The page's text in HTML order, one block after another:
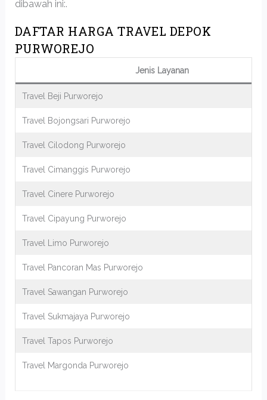
dibawah ini:.
DAFTAR HARGA TRAVEL DEPOK
PURWOREJO
Jenis Layanan
Travel Beji Purworejo
Travel Bojongsari Purworejo
Travel Cilodong Purworejo
Travel Cimanggis Purworejo
Travel Cinere Purworejo
Travel Cipayung Purworejo
Travel Limo Purworejo
Travel Pancoran Mas Purworejo
Travel Sawangan Purworejo
Travel Sukmajaya Purworejo
Travel Tapos Purworejo
Travel Margonda Purworejo